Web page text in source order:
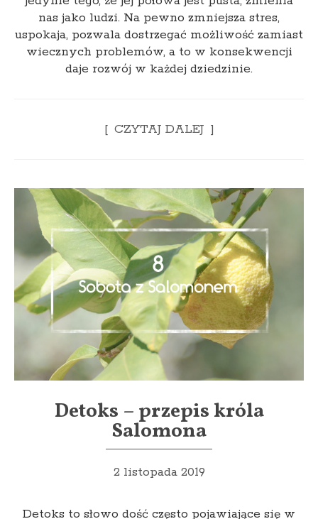
nas jako ludzi. Na pewno zmniejsza stres,
uspokaja, pozwala dostrzegać możliwość zamiast
wiecznych problemów, a to w konsekwencji
daje rozwój w każdej dziedzinie.
CZYTAJ DALEJ
Detoks – przepis króla
Salomona
2 listopada 2019
Detoks to słowo dość często pojawiające się w